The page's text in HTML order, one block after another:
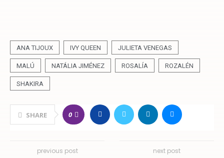
ANA TIJOUX IVY QUEEN JULIETA VENEGAS
MALÚ NATÁLIA JIMÉNEZ ROSALÍA ROZALÉN
SHAKIRA
SHARE 0
previous post next post